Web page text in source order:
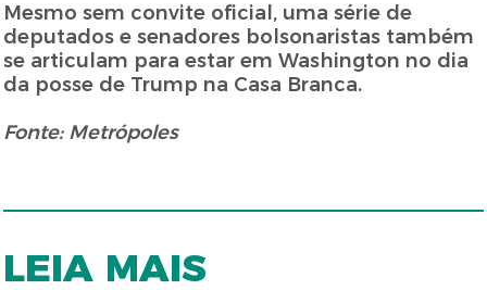
Mesmo sem convite oficial, uma série de
deputados e senadores bolsonaristas também
se articulam para estar em Washington no dia
da posse de Trump na Casa Branca.
Fonte: Metrópoles
LEIA MAIS